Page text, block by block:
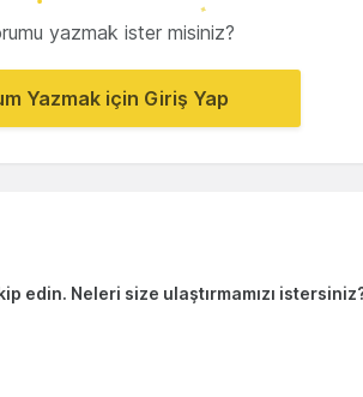
yazmak ister misiniz?
Yazmak için Giriş Yap
edin. Neleri size ulaştırmamızı